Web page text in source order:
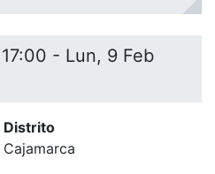
- Lun, 9 Feb
Distrito
Cajamarca